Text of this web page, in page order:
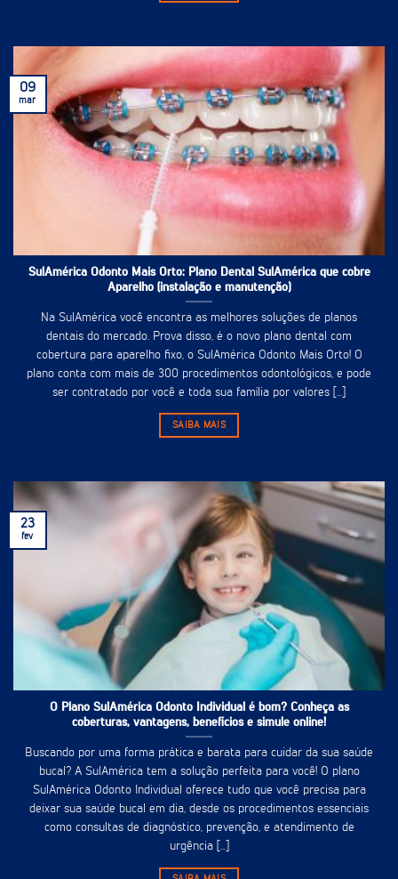
SulAmérica Odonto Mais Orto: Plano Dental SulAmérica que cobre
Aparelho (instalação e manutenção)
Na SulAmérica você encontra as melhores soluções de planos
dentais do mercado. Prova disso, é o novo plano dental com
cobertura para aparelho fixo, o SulAmérica Odonto Mais Orto! O
plano conta com mais de 300 procedimentos odontológicos, e pode
ser contratado por você e toda sua família por valores [...]
SAIBA MAIS
09
mar
O Plano SulAmérica Odonto Individual é bom? Conheça as
coberturas, vantagens, benefícios e simule online!
Buscando por uma forma prática e barata para cuidar da sua saúde
bucal? A SulAmérica tem a solução perfeita para você! O plano
SulAmérica Odonto Individual oferece tudo que você precisa para
deixar sua saúde bucal em dia, desde os procedimentos essenciais
como consultas de diagnóstico, prevenção, e atendimento de
urgência [...]
23
fev